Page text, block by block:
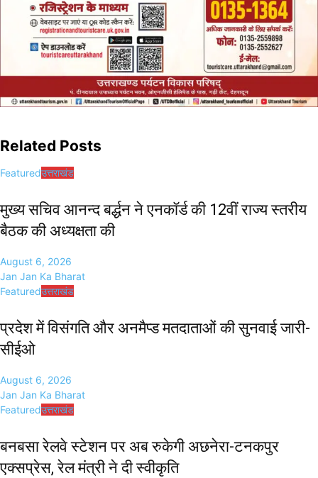
Related Posts
Featuredउत्तराखंड
मुख्य सचिव आनन्द बर्द्धन ने एनकॉर्ड की 12वीं राज्य स्तरीय
बैठक की अध्यक्षता की
August 6, 2026
Jan Jan Ka Bharat
Featuredउत्तराखंड
प्रदेश में विसंगति और अनमैप्ड मतदाताओं की सुनवाई जारी-
सीईओ
August 6, 2026
Jan Jan Ka Bharat
Featuredउत्तराखंड
बनबसा रेलवे स्टेशन पर अब रुकेगी अछनेरा-टनकपुर
एक्सप्रेस, रेल मंत्री ने दी स्वीकृति